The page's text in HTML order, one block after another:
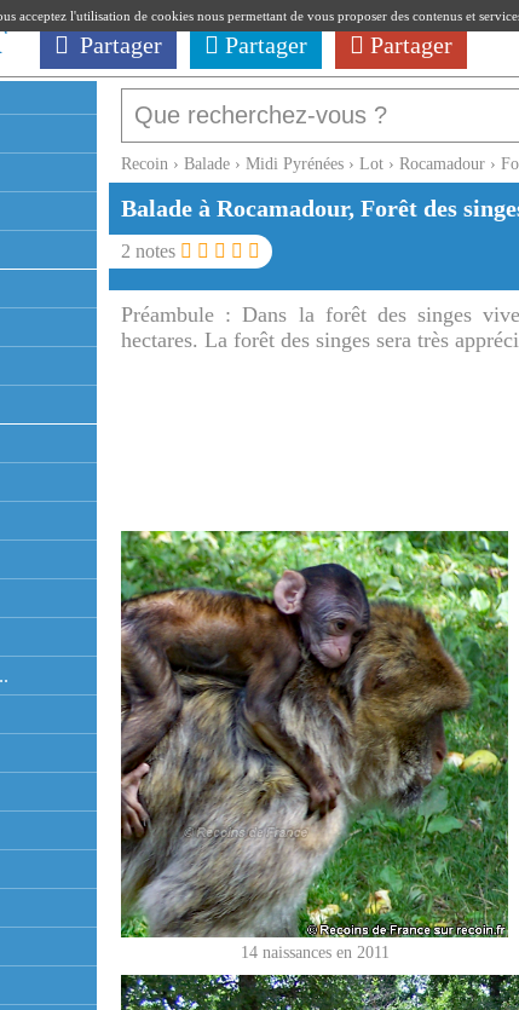
Partager Partager Partager
Recoin › Balade › Midi Pyrénées › Lot › Rocamadour ›
Balade à Rocamadour, Forêt des
2 notes
Préambule :Dans la forêt des singes
hectares. La forêt des singes sera très
14 naissances en 2011
acceptez l'utilisation de cookies nous permettant de vous proposer des contenus et